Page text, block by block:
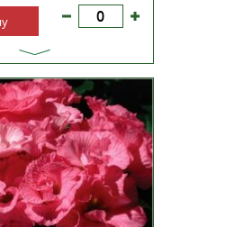
Примлет F1 —
серия с
махровыми
по форме
розу. Компактные
высотой 13-15
прекрасно
клумбах, рабатках,...